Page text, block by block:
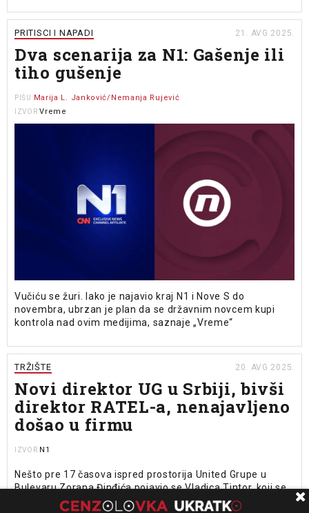
PRITISCI I NAPADI 21. AVG 2025.
Dva scenarija za N1: Gašenje ili
tiho gušenje
PIŠU Marija L. Janković/Nemanja Rujević
IZVOR Vreme
Vučiću se žuri. Iako je najavio kraj N1 i Nove S do
novembra, ubrzan je plan da se državnim novcem kupi
kontrola nad ovim medijima, saznaje „Vreme“
TRŽIŠTE 20. AVG 2025.
Novi direktor UG u Srbiji, bivši
direktor RATEL-a, nenajavljeno
došao u firmu
IZVOR N1
Nešto pre 17 časova ispred prostorija United Grupe u
Bulevaru Zorana Đinđića pojavio se Vladica Tintor, koji se
predstavio kao novi direktor UG u Srbiji. Pošto